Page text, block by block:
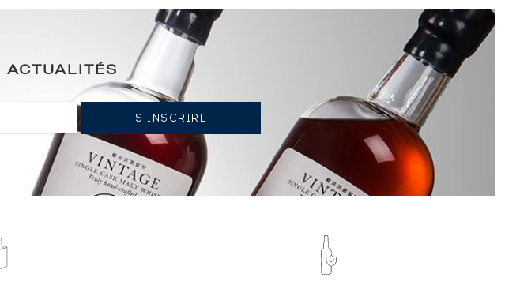
TENDANCE ACTUELLE DE LA COTE
TENDANCE À LA BAISSE
EN 2026 PAR RAPPORT À 2025
ACTUALITÉS